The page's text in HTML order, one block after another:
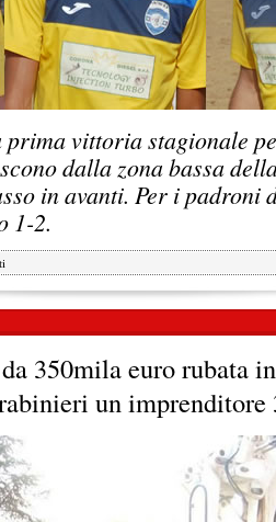
vittoria stagionale
dalla zona bassa
in avanti. Per i padroni
1-2.
350mila euro rubata
un imprenditore